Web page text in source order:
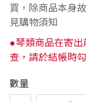
買，除商品本身
見購物須知
●琴類商品在寄
查，請於結帳時
數量